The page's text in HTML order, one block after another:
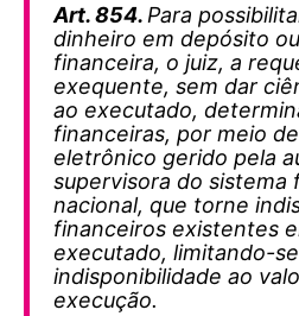
Art. 854. Para
dinheiro em depósito
financeira, o juiz, a
exequente, sem dar
ao executado,
financeiras, por meio
eletrônico gerido pela
supervisora do sistema
nacional, que torne
financeiros existentes
executado, limitando-
indisponibilidade ao
execução.